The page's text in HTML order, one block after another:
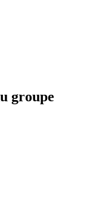
groupe